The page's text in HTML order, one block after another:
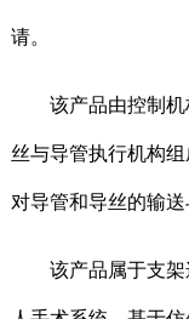
请。
该产品由控制机
丝与导管执行机构
对导管和导丝的输送
该产品属于支架